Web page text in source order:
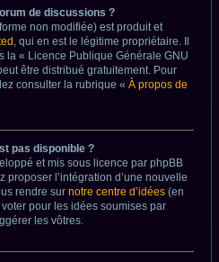
de discussions ?
non modifiée) est produit et
, qui en est le légitime propriétaire. Il
la « Licence Publique Générale GNU
être distribué gratuitement. Pour
consulter la rubrique « À propos de
pas disponible ?
et mis sous licence par phpBB
proposer l’intégration d’une nouvelle
rendre sur notre centre d’idées (en
pour les idées soumises par
les vôtres.